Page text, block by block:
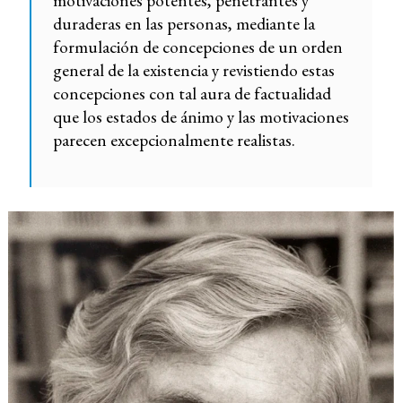
duraderas en las personas, mediante la
formulación de concepciones de un orden
general de la existencia y revistiendo estas
concepciones con tal aura de factualidad
que los estados de ánimo y las motivaciones
parecen excepcionalmente realistas.